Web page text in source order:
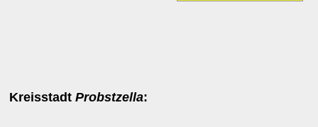
KreisstadtProbstzella: